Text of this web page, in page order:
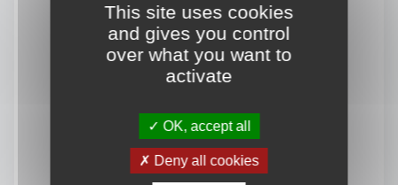
This site uses cookies
and gives you control
over what you want to
activate
OK, accept all
Deny all cookies